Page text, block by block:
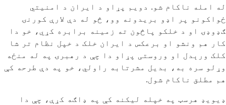
له امله ناکام شو. دویم پړاو د ایران د امنیتي
ځواکونو پر اډو بریدونه وو، څو له دې لارې کورنۍ
ګډوډۍ او د خلکو پاڅون ته زمینه برابره کړي، خو دا
کار هم ونشو او برعکس د ایران خلک د خپل نظام تر شا
کلک ورېدل او وروستی پړاو دا چې د رهبرۍ په له منځه
وړلو سره به، بدیل مشرتابه راولي، خو په دې طرحه کې
هم مطلق ناکام شول.
ډیویډ هرسټ په خپله لیکنه کې په ډاګه کړې، چې دا